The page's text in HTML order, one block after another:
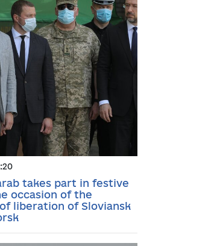
takes part in festive
occasion of the
liberation of Sloviansk